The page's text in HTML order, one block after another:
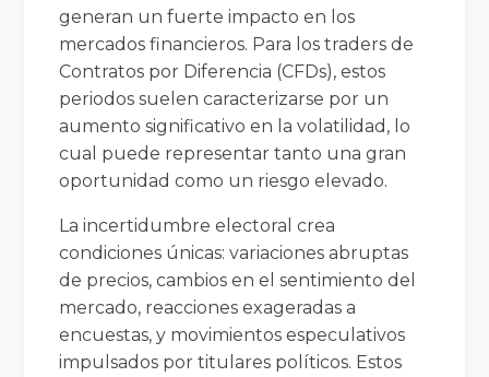
generan un fuerte impacto en los
mercados financieros. Para los traders de
Contratos por Diferencia (CFDs), estos
periodos suelen caracterizarse por un
aumento significativo en la volatilidad, lo
cual puede representar tanto una gran
oportunidad como un riesgo elevado.
La incertidumbre electoral crea
condiciones únicas: variaciones abruptas
de precios, cambios en el sentimiento del
mercado, reacciones exageradas a
encuestas, y movimientos especulativos
impulsados por titulares políticos. Estos